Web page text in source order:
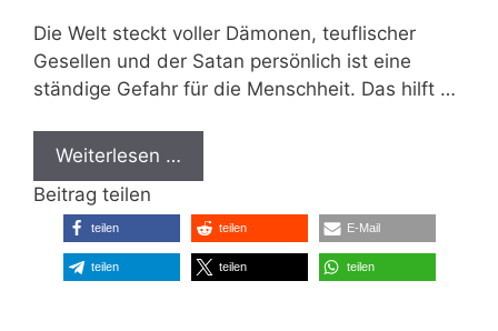
Die Welt steckt voller Dämonen, teuflischer
Gesellen und der Satan persönlich ist eine
ständige Gefahr für die Menschheit. Das hilft …
Weiterlesen …
Beitrag teilen
teilen teilen E-Mail
teilen teilen teilen